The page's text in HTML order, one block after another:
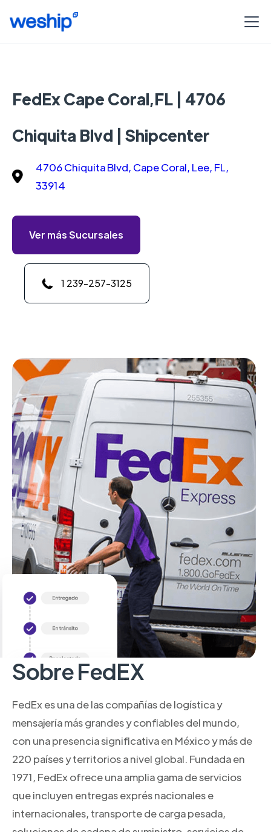
FedEx Cape Coral,FL | 4706
Chiquita Blvd | Shipcenter
4706 Chiquita Blvd, Cape Coral, Lee, FL,
33914
Ver más Sucursales
1 239-257-3125
Sobre FedEX
FedEx es una de las compañías de logística y
mensajería más grandes y confiables del mundo,
con una presencia significativa en México y más de
220 países y territorios a nivel global. Fundada en
1971, FedEx ofrece una amplia gama de servicios
que incluyen entregas exprés nacionales e
internacionales, transporte de carga pesada,